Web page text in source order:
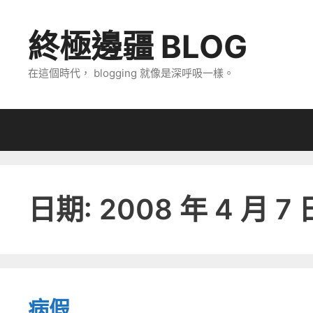
終極邊疆 BLOG
在這個時代， blogging 就像是深呼吸一樣。
日期: 2008 年 4 月 7